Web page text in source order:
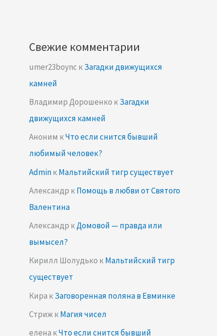
Свежие комментарии
umer23boync кЗагадки движущихся
камней
Владимир Дорошенко кЗагадки
движущихся камней
Аноним кЧто если снится бывший
любимый человек?
AdminкМальтийский тигр существует
Александр кПомощь в любви от Святого
Валентина
Александр кДомовой — правда или
вымысел?
Кирилл Шолудько кМальтийский тигр
существует
Кира кЗаговоренная поляна в Евминке
СтрижкМагия чисел
елена кЧто если снится бывший